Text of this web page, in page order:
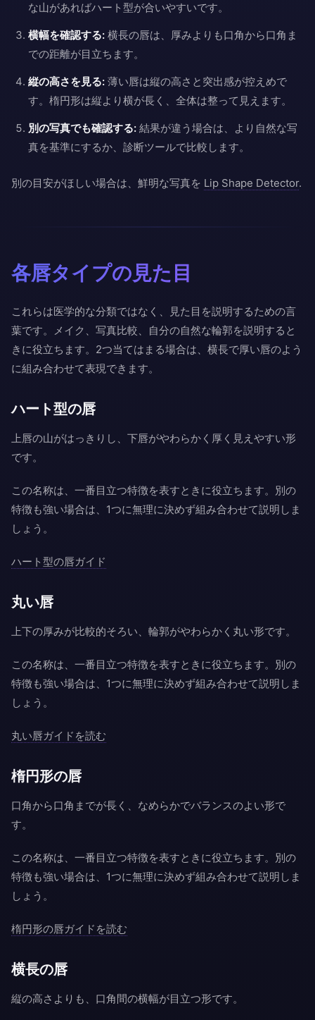
な山があればハート型が合いやすいです。
横幅を確認する: 横長の唇は、厚みよりも口角から口角ま
での距離が目立ちます。
縦の高さを見る: 薄い唇は縦の高さと突出感が控えめで
す。楕円形は縦より横が長く、全体は整って見えます。
別の写真でも確認する: 結果が違う場合は、より自然な写
真を基準にするか、診断ツールで比較します。
別の目安がほしい場合は、鮮明な写真を Lip Shape Detector.
各唇タイプの見た目
これらは医学的な分類ではなく、見た目を説明するための言
葉です。メイク、写真比較、自分の自然な輪郭を説明すると
きに役立ちます。2つ当てはまる場合は、横長で厚い唇のよう
に組み合わせて表現できます。
ハート型の唇
上唇の山がはっきりし、下唇がやわらかく厚く見えやすい形
です。
この名称は、一番目立つ特徴を表すときに役立ちます。別の
特徴も強い場合は、1つに無理に決めず組み合わせて説明しま
しょう。
ハート型の唇ガイド
丸い唇
上下の厚みが比較的そろい、輪郭がやわらかく丸い形です。
この名称は、一番目立つ特徴を表すときに役立ちます。別の
特徴も強い場合は、1つに無理に決めず組み合わせて説明しま
しょう。
丸い唇ガイドを読む
楕円形の唇
口角から口角までが長く、なめらかでバランスのよい形で
す。
この名称は、一番目立つ特徴を表すときに役立ちます。別の
特徴も強い場合は、1つに無理に決めず組み合わせて説明しま
しょう。
楕円形の唇ガイドを読む
横長の唇
縦の高さよりも、口角間の横幅が目立つ形です。